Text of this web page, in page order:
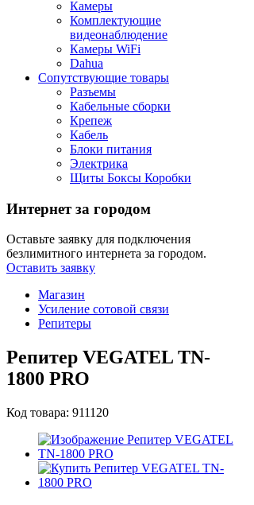
Камеры
Комплектующие
видеонаблюдение
Камеры WiFi
Dahua
Сопутствующие товары
Разъемы
Кабельные сборки
Крепеж
Кабель
Блоки питания
Электрика
Щиты Боксы Коробки
Интернет за городом
Оставьте заявку для подключения
безлимитного интернета за городом.
Оставить заявку
Магазин
Усиление сотовой связи
Репитеры
Репитер VEGATEL TN-
1800 PRO
Код товара: 911120